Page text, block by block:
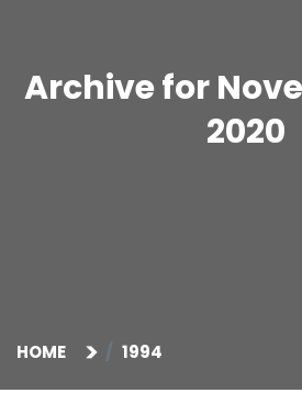
Archive for
2020
HOME 1994